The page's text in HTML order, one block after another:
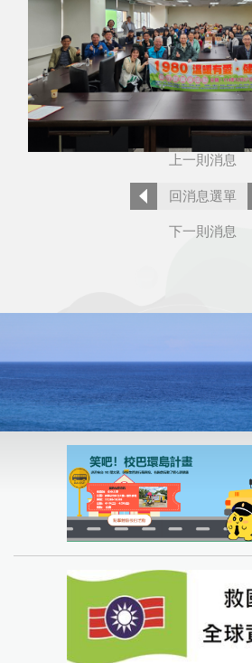
上一則消息
回消息選單
下一則消息